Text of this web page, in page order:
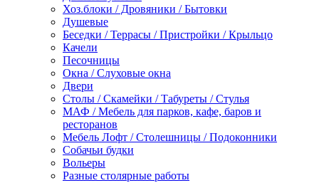
Хоз.блоки / Дровяники / Бытовки
Душевые
Беседки / Террасы / Пристройки / Крыльцо
Качели
Песочницы
Окна / Слуховые окна
Двери
Столы / Скамейки / Табуреты / Стулья
МАФ / Мебель для парков, кафе, баров и
ресторанов
Мебель Лофт / Столешницы / Подоконники
Собачьи будки
Вольеры
Разные столярные работы